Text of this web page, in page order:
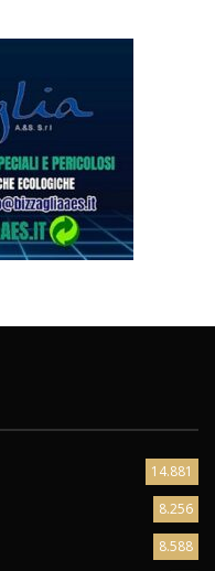
14.881
8.256
8.588